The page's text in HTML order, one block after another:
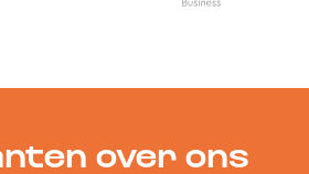
over ons